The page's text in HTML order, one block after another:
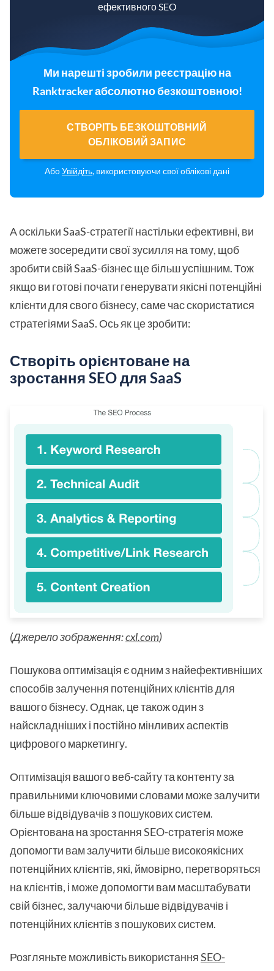
ефективного SEO
Ми нарешті зробили реєстрацію на
Ranktracker абсолютно безкоштовною!
СТВОРІТЬ БЕЗКОШТОВНИЙ
ОБЛІКОВИЙ ЗАПИС
АбоУвійдіть, використовуючи свої облікові дані
А оскільки SaaS-стратегії настільки ефективні, ви
можете зосередити свої зусилля на тому, щоб
зробити свій SaaS-бізнес ще більш успішним. Тож
якщо ви готові почати генерувати якісні потенційні
клієнти для свого бізнесу, саме час скористатися
стратегіями SaaS. Ось як це зробити:
Створіть орієнтоване на
зростання SEO для SaaS
(Джерело зображення:cxl.com)
Пошукова оптимізація є одним з найефективніших
способів залучення потенційних клієнтів для
вашого бізнесу. Однак, це також один з
найскладніших і постійно мінливих аспектів
цифрового маркетингу.
Оптимізація вашого веб-сайту та контенту за
правильними ключовими словами може залучити
більше відвідувачів з пошукових систем.
Орієнтована на зростання SEO-стратегія може
допомогти вам залучити більше високоякісних
потенційних клієнтів, які, ймовірно, перетворяться
на клієнтів, і може допомогти вам масштабувати
свій бізнес, залучаючи більше відвідувачів і
потенційних клієнтів з пошукових систем.
Розгляньте можливість використанняSEO-